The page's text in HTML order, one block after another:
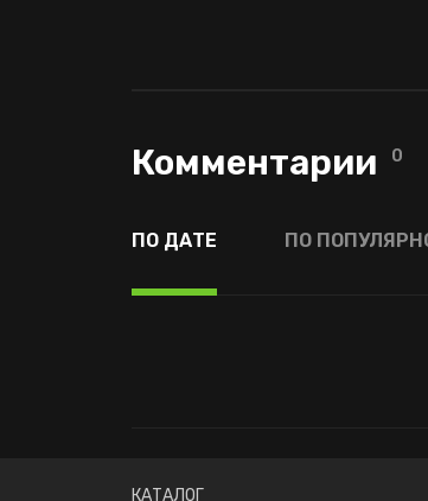
Комментарии 0
ПО ДАТЕ ПО
КАТАЛОГ